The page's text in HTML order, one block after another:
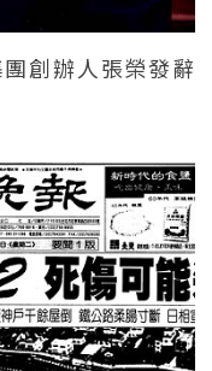
創辦人張榮發辭